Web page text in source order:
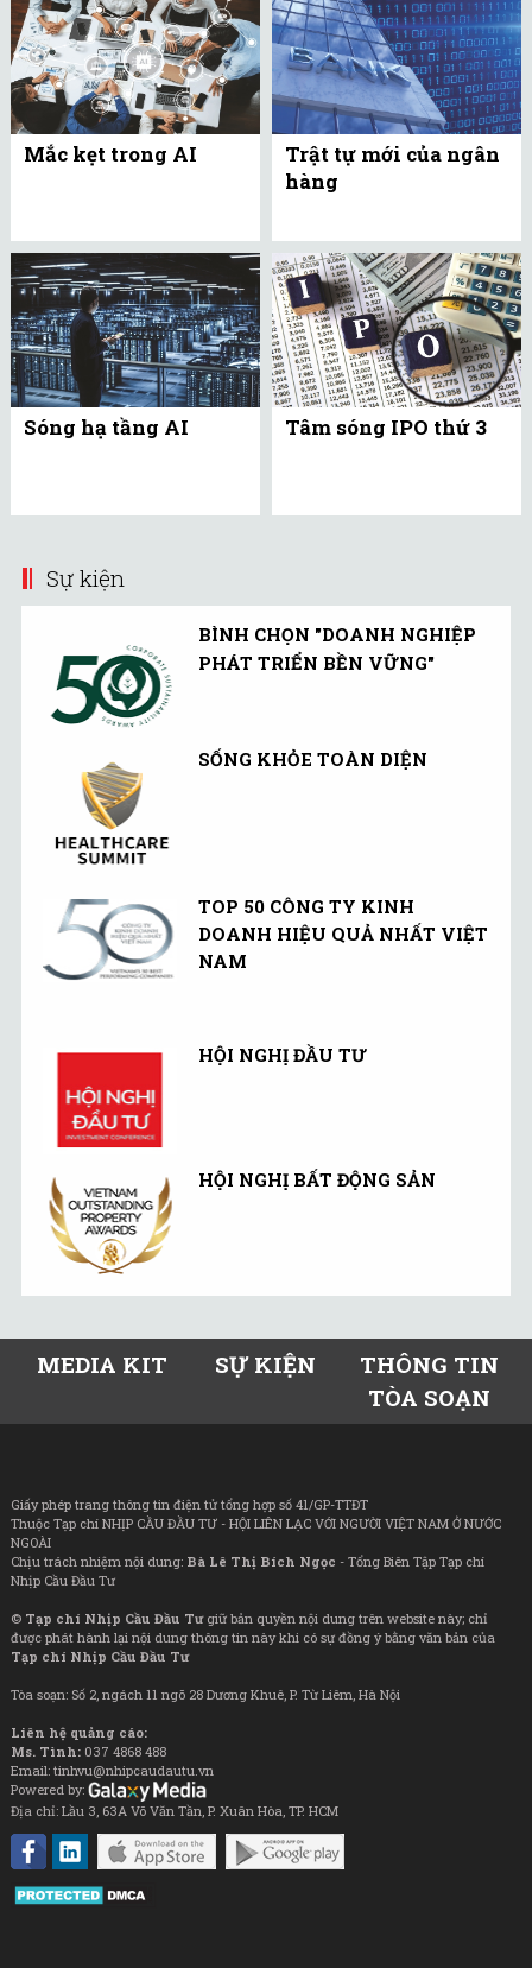
Mắc kẹt trong AI
Trật tự mới của ngân
hàng
Sóng hạ tầng AI Tâm sóng IPO thứ 3
Sự kiện
BÌNH CHỌN "DOANH NGHIỆP
PHÁT TRIỂN BỀN VỮNG"
SỐNG KHỎE TOÀN DIỆN
TOP 50 CÔNG TY KINH
DOANH HIỆU QUẢ NHẤT VIỆT
NAM
HỘI NGHỊ ĐẦU TƯ
HỘI NGHỊ BẤT ĐỘNG SẢN
MEDIA KIT SỰ KIỆN
THÔNG TIN
TÒA SOẠN
Giấy phép trang thông tin điện tử tổng hợp số 41/GP-TTĐT
Thuộc Tạp chí NHỊP CẦU ĐẦU TƯ - HỘI LIÊN LẠC VỚI NGƯỜI VIỆT NAM Ở NƯỚC
NGOÀI
Chịu trách nhiệm nội dung: Bà Lê Thị Bích Ngọc - Tổng Biên Tập Tạp chí
Nhịp Cầu Đầu Tư
© Tạp chí Nhịp Cầu Đầu Tưgiữ bản quyền nội dung trên website này; chỉ
được phát hành lại nội dung thông tin này khi có sự đồng ý bằng văn bản của
Tạp chí Nhịp Cầu Đầu Tư
Tòa soạn: Số 2, ngách 11 ngõ 28 Dương Khuê, P. Từ Liêm, Hà Nội
Liên hệ quảng cáo:
Ms. Tình: 037 4868 488
Email: tinhvu@nhipcaudautu.vn
Powered by:
Địa chỉ: Lầu 3, 63A Võ Văn Tần, P. Xuân Hòa, TP. HCM